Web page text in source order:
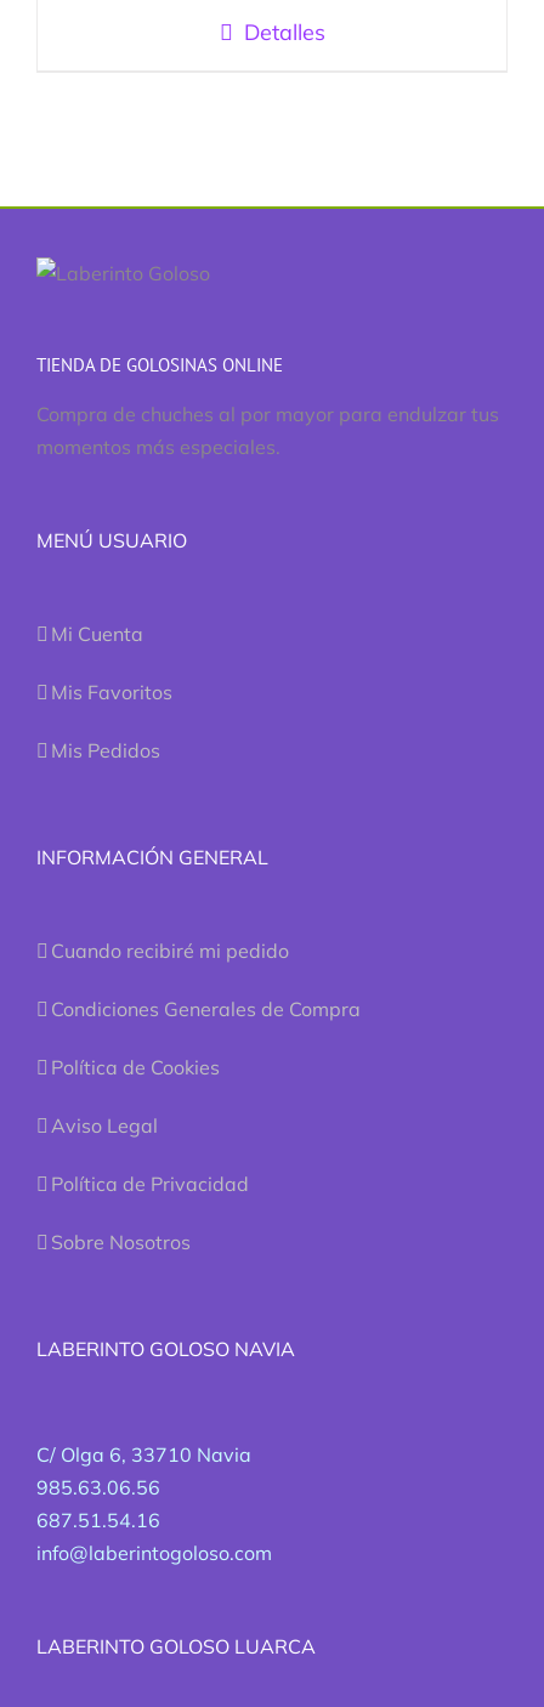
Detalles
TIENDA DE GOLOSINAS ONLINE
Compra de chuches al por mayor para endulzar tus
momentos más especiales.
MENÚ USUARIO
Mi Cuenta
Mis Favoritos
Mis Pedidos
INFORMACIÓN GENERAL
Cuando recibiré mi pedido
Condiciones Generales de Compra
Política de Cookies
Aviso Legal
Política de Privacidad
Sobre Nosotros
LABERINTO GOLOSO NAVIA
C/ Olga 6, 33710 Navia
985.63.06.56
687.51.54.16
info@laberintogoloso.com
LABERINTO GOLOSO LUARCA